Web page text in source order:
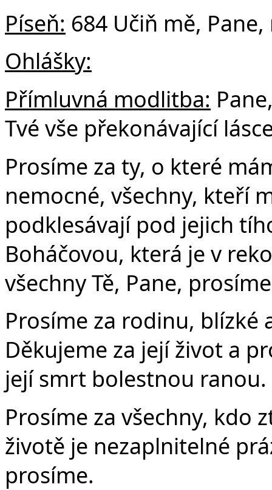
Píseň: 684 Učiň mě,
Ohlášky:
Přímluvná modlitba:
Tvé vše překonávající
Prosíme za ty, o které
nemocné, všechny, kteří
podklesávají pod jejich
Boháčovou, která je v
všechny Tě, Pane,
Prosíme za rodinu, blízké
Děkujeme za její život a
její smrt bolestnou ranou.
Prosíme za všechny, kdo
životě je nezaplnitelné
prosíme.